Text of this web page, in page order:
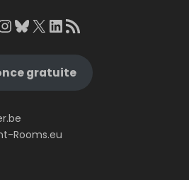
Bluesky
X LinkedIn
RSS Feed
gratuite
Rooms.eu